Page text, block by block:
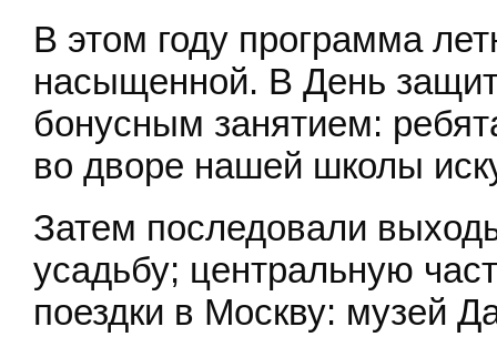
В этом году программа
насыщенной. В День
бонусным занятием:
во дворе нашей школы
Затем последовали
усадьбу; центральную
поездки в Москву: музей